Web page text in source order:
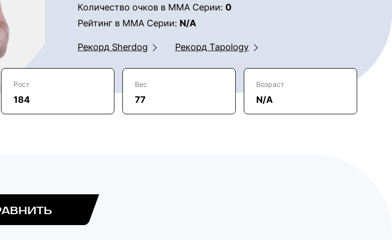
Количество очков в ММА Серии: 0
Рейтинг в ММА Серии: N/A
Рекорд Sherdog Рекорд Tapology
Рост
184
Вес
77
Возраст
N/A